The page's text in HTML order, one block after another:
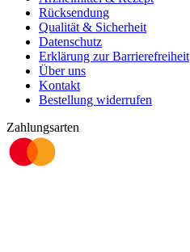
Rücksendung
Qualität & Sicherheit
Datenschutz
Erklärung zur Barrierefreiheit
Über uns
Kontakt
Bestellung widerrufen
Zahlungsarten